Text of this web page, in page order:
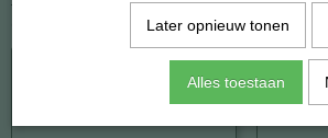
Ook interessantLater opnieuw tonen
Alles toestaan